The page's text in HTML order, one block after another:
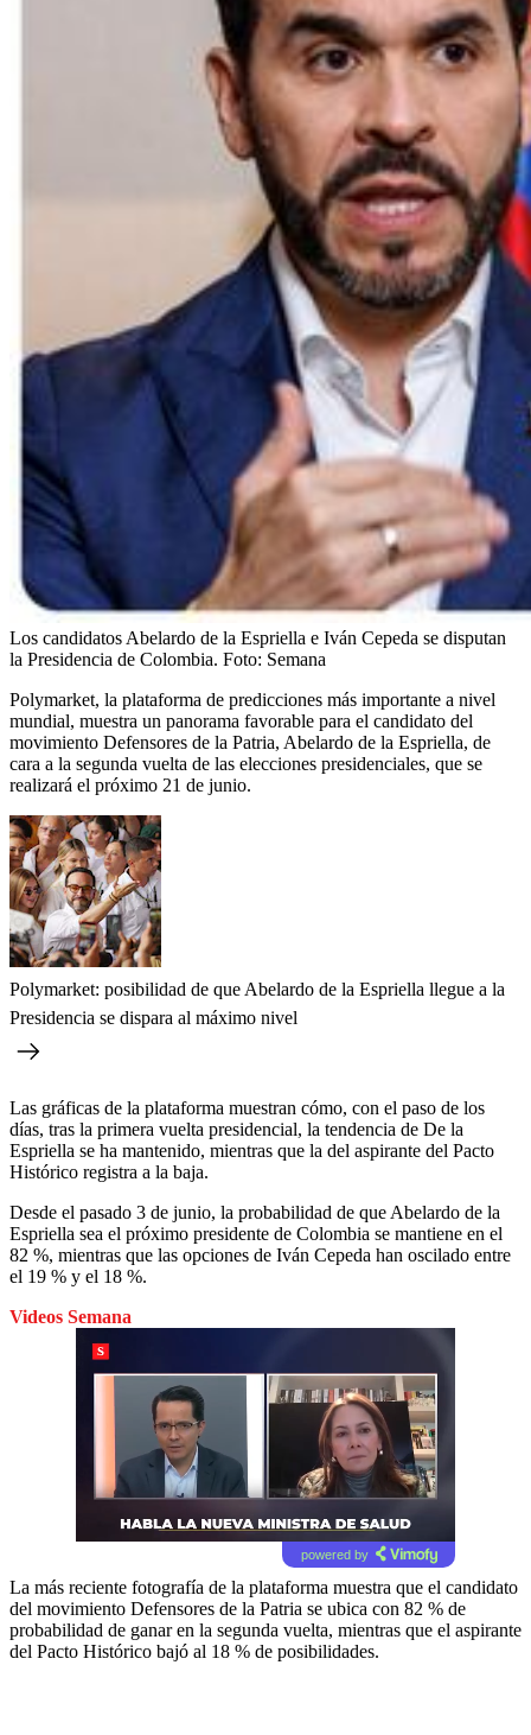
Los candidatos Abelardo de la Espriella e Iván Cepeda se disputan
la Presidencia de Colombia. Foto: Semana
Polymarket, la plataforma de predicciones más importante a nivel
mundial, muestra un panorama favorable para el candidato del
movimiento Defensores de la Patria, Abelardo de la Espriella, de
cara a la segunda vuelta de las elecciones presidenciales, que se
realizará el próximo 21 de junio.
Polymarket: posibilidad de que Abelardo de la Espriella llegue a la
Presidencia se dispara al máximo nivel
Las gráficas de la plataforma muestran cómo, con el paso de los
días, tras la primera vuelta presidencial, la tendencia de De la
Espriella se ha mantenido, mientras que la del aspirante del Pacto
Histórico registra a la baja.
Desde el pasado 3 de junio, la probabilidad de que Abelardo de la
Espriella sea el próximo presidente de Colombia se mantiene en el
82 %, mientras que las opciones de Iván Cepeda han oscilado entre
el 19 % y el 18 %.
Videos Semana
powered by
La más reciente fotografía de la plataforma muestra que el candidato
del movimiento Defensores de la Patria se ubica con 82 % de
probabilidad de ganar en la segunda vuelta, mientras que el aspirante
del Pacto Histórico bajó al 18 % de posibilidades.